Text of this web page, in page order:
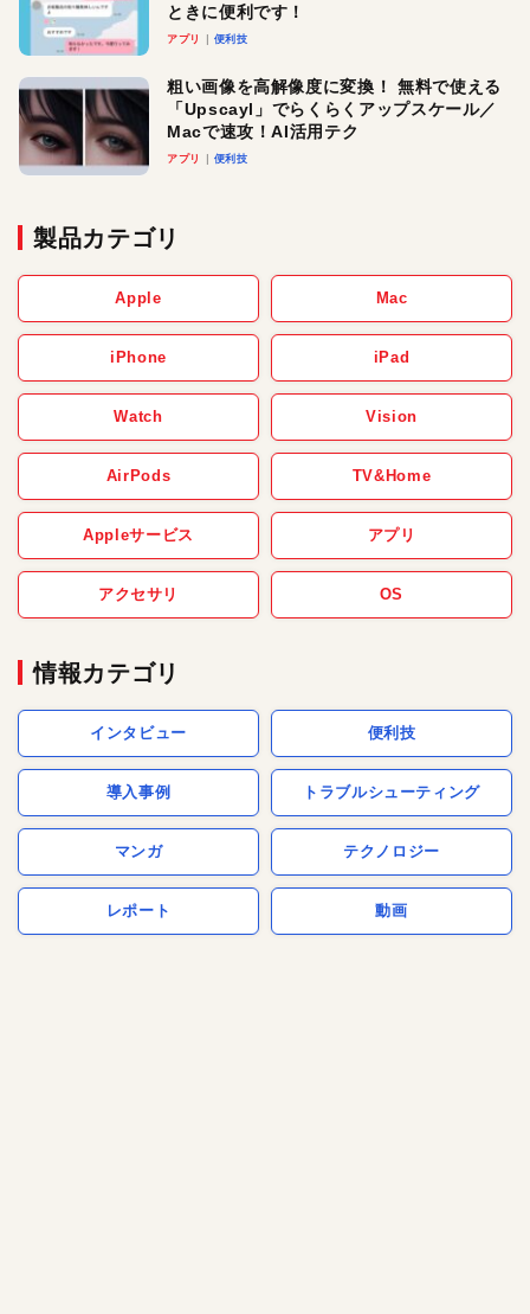
ときに便利です！
アプリ 便利技
粗い画像を高解像度に変換！ 無料で使える
「Upscayl」でらくらくアップスケール／
Macで速攻！AI活用テク
アプリ 便利技
製品カテゴリ
Apple Mac
iPhone iPad
Watch Vision
AirPods TV&Home
Appleサービス アプリ
アクセサリ OS
情報カテゴリ
インタビュー 便利技
導入事例 トラブルシューティング
マンガ テクノロジー
レポート 動画